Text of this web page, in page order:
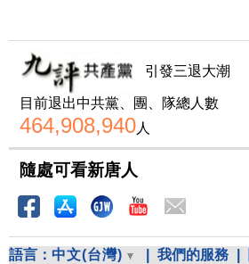
引發三退大潮
目前退出中共黨、團、隊總人數
464,908,940人
隨處可看新唐人
語言： 中文(台灣) 我們的服務